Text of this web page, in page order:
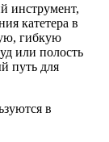
инструмент,
катетера в
гибкую
или полость
путь для
в